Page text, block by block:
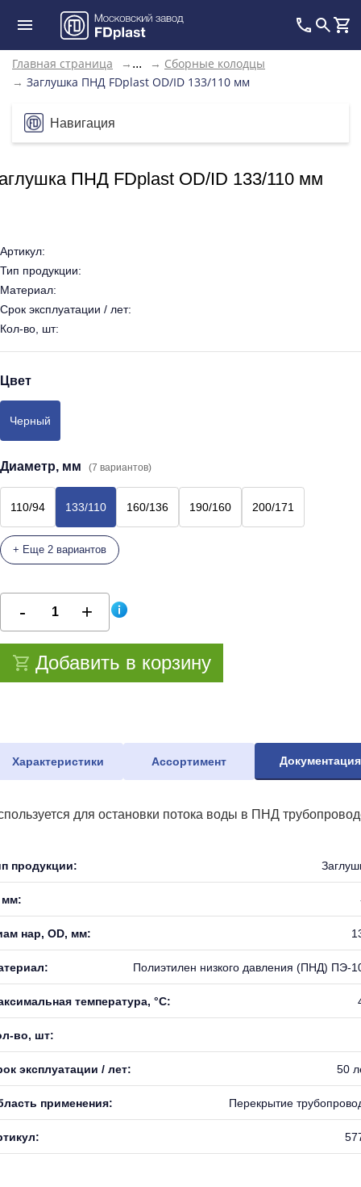
Главная страница → ... → Сборные колодцы
→ Заглушка ПНД FDplast OD/ID 133/110 мм
Навигация
ПНД FDplast OD/ID 133/110 мм
Артикул:
Тип продукции:
Материал:
Срок эксплуатации / лет:
Кол-во, шт:
Цвет
Черный
Диаметр, мм (7 вариантов)
110/94 133/110 160/136 190/160 200/171
+ Еще 2 вариантов
Добавить в корзину
Характеристики Ассортимент Документация
для остановки потока воды в ПНД
продукции:
мм:
нар, OD, мм:
Полиэтилен низкого давления (ПНД) ПЭ-
температура, °С:
во, шт:
эксплуатации / лет: 50
применения: Перекрытие